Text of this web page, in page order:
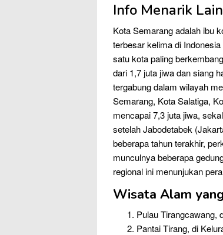
Info Menarik
Kota Semarang adalah ibu
terbesar kelima di
satu kota paling
dari 1,7 juta jiwa dan siang
tergabung dalam wilayah
Semarang, Kota Salatiga,
mencapai 7,3 juta jiwa,
setelah Jabodetabek
beberapa tahun terakhir,
munculnya beberapa
regional ini menunjukan
Wisata Alam
Pulau Tirangcawang,
Pantai Tirang, di